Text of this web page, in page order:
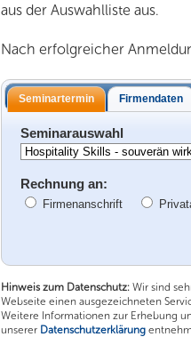
aus der Auswahlliste aus.
Nach erfolgreicher
Seminartermin Firmendaten
Seminarauswahl
Rechnung an:
Firmenanschrift
Hinweis zum Datenschutz: Wir sind
Webseite einen ausgezeichneten
Weitere Informationen zur Erhebung
unserer Datenschutzerklärung